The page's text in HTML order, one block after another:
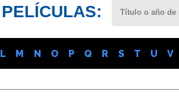
PELÍCULAS:
L M N O P Q R S T U V